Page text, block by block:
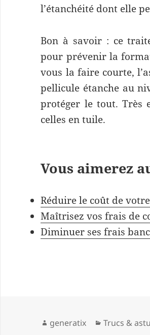
l’étanchéité dont elle
Bon à savoir : ce
pour prévenir la
vous la faire courte,
pellicule étanche au
protéger le tout. Très
celles en tuile.
Vous aimerez
Réduire le coût de
Maîtrisez vos frais de
Diminuer ses frais
Auteur
generatix Catégories
Trucs &